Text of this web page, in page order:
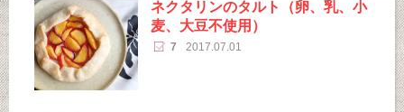
ネクタリンのタルト（卵、乳、小
麦、大豆不使用）
7 2017.07.01